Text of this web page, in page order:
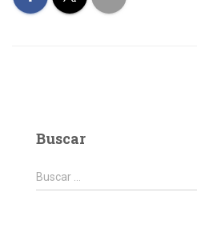
Buscar
Buscar:
Buscar …